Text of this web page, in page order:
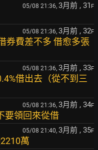
05/08 21:36, 3月前 , 31 F
05/08 21:36, 3月前 , 32F
券費差不多 借愈多張
05/08 21:36, 3月前 , 33F
借出去（從不到三
05/08 21:36, 3月前 , 34F
要領回來從借
05/08 21:40, 3月前 , 35F
萬